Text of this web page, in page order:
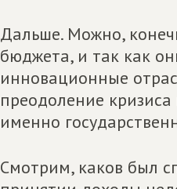
Дальше. Можно,
бюджета, и так как
инновационные
преодоление
именно
Смотрим, каков был